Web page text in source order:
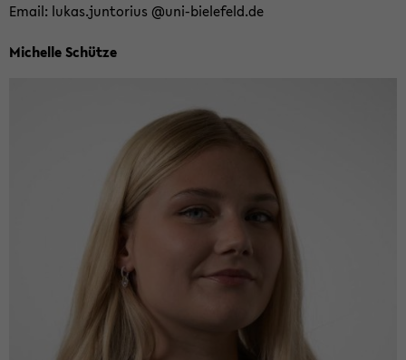
Email: lukas.jun­to­ri­us @uni-​bielefeld.de
Mi­chel­le Schüt­ze